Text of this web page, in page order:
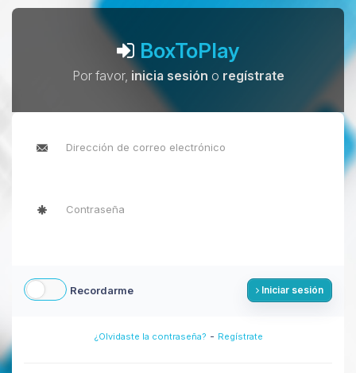
BoxToPlay
Por favor, inicia sesión o regístrate
Recordarme Iniciar sesión
¿Olvidaste la contraseña? - Regístrate